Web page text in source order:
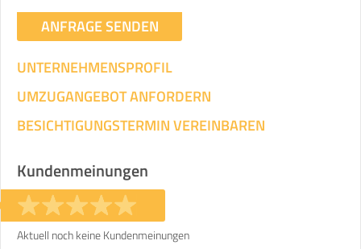
ANFRAGE SENDEN
UNTERNEHMENSPROFIL
UMZUGANGEBOT ANFORDERN
BESICHTIGUNGSTERMIN VEREINBAREN
Kundenmeinungen
Aktuell noch keine Kundenmeinungen